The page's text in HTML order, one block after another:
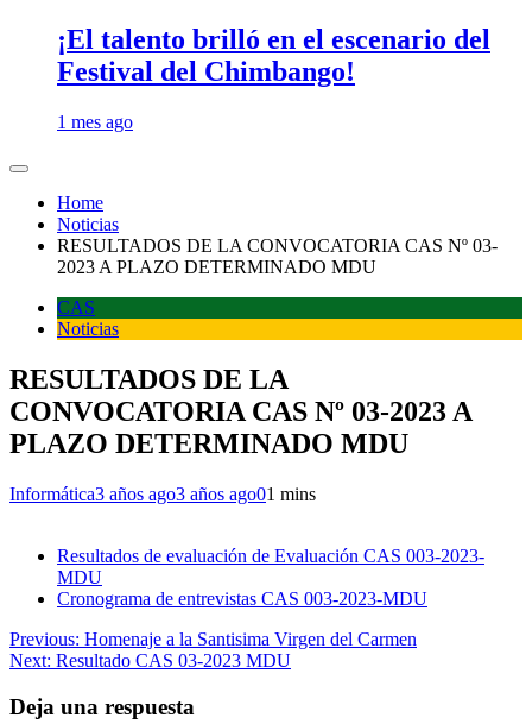
¡El talento brilló en el escenario del
Festival del Chimbango!
1 mes ago
Home
Noticias
RESULTADOS DE LA CONVOCATORIA CAS Nº 03-
2023 A PLAZO DETERMINADO MDU
CAS
Noticias
RESULTADOS DE LA
CONVOCATORIA CAS Nº 03-2023 A
PLAZO DETERMINADO MDU
Informática3 años ago3 años ago01 mins
Resultados de evaluación de Evaluación CAS 003-2023-
MDU
Cronograma de entrevistas CAS 003-2023-MDU
Navegación
de
entradas
Previous: Homenaje a la Santisima Virgen del Carmen
Next: Resultado CAS 03-2023 MDU
Deja una respuesta